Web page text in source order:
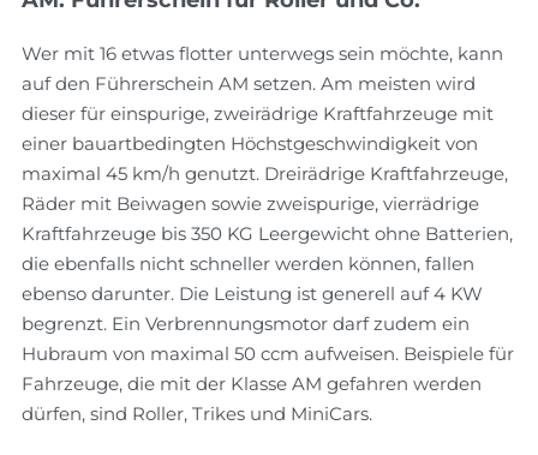
Wer mit 16 etwas flotter unterwegs sein möchte, kann
auf den Führerschein AM setzen. Am meisten wird
dieser für einspurige, zweirädrige Kraftfahrzeuge mit
einer bauartbedingten Höchstgeschwindigkeit von
maximal 45 km/h genutzt. Dreirädrige Kraftfahrzeuge,
Räder mit Beiwagen sowie zweispurige, vierrädrige
Kraftfahrzeuge bis 350 KG Leergewicht ohne Batterien,
die ebenfalls nicht schneller werden können, fallen
ebenso darunter. Die Leistung ist generell auf 4 KW
begrenzt. Ein Verbrennungsmotor darf zudem ein
Hubraum von maximal 50 ccm aufweisen. Beispiele für
Fahrzeuge, die mit der Klasse AM gefahren werden
dürfen, sind Roller, Trikes und MiniCars.